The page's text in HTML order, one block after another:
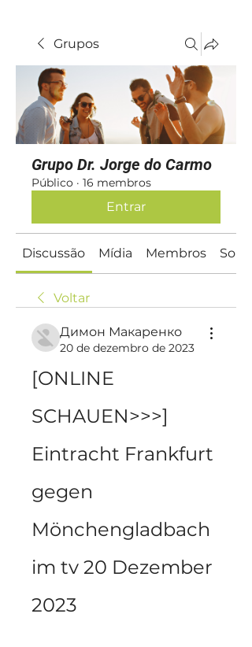
Grupos
Grupo Dr. Jorge do Carmo
Público · 16 membros
Entrar
Discussão Mídia Membros Sobre
Voltar
Димон Макаренко
20 de dezembro de 2023
[ONLINE
SCHAUEN>>>]
Eintracht Frankfurt
gegen
Mönchengladbach
im tv 20 Dezember
2023